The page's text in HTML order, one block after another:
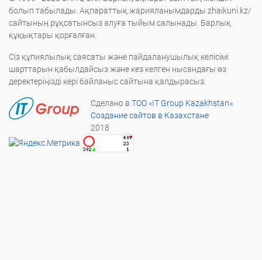
болып табылады. Ақпараттық жарияланымдарды zhaikuni.kz/
сайтының рұқсатынсыз алуға тыйым салынады. Барлық
құқықтары қорғалған.
Сіз құпиялылық саясаты және пайдаланушылық келісімі
шарттарын қабылдайсыз және кез келген нысандағы өз
деректеріңізді кері байланыс сайтына қалдырасыз.
Сделано в ТОО «IT Group Kazakhstan»
Создание сайтов в Казахстане
2018